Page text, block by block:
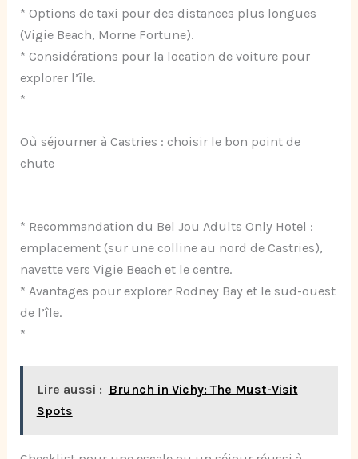
* Options de taxi pour des distances plus longues
(Vigie Beach, Morne Fortune).
* Considérations pour la location de voiture pour
explorer l’île.
*
Où séjourner à Castries : choisir le bon point de
chute
* Recommandation du Bel Jou Adults Only Hotel :
emplacement (sur une colline au nord de Castries),
navette vers Vigie Beach et le centre.
* Avantages pour explorer Rodney Bay et le sud-ouest
de l’île.
*
Lire aussi : Brunch in Vichy: The Must-Visit
Spots